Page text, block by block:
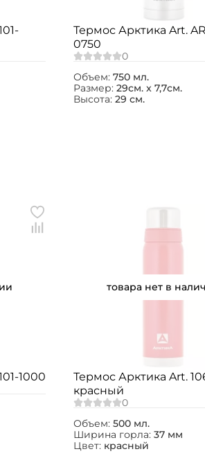
Термос Арктика Art.
0750
Объем: 750 мл.
Размер: 29см. x 7,7см.
Высота: 29 см.
1000
товара нет в
Термос Арктика Art.
красный
Объем: 500 мл.
Ширина горла: 37 мм
Цвет: красный